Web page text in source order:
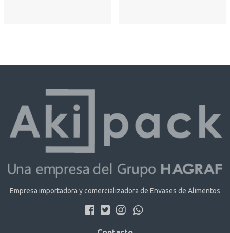
Empresa importadora y comercializadora de Envases de Alimentos